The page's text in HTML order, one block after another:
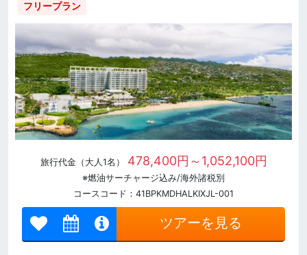
フリープラン
旅行代金（大人1名） 478,400円～1,052,100円
※燃油サーチャージ込み/海外諸税別
コースコード：41BPKMDHALKIXJL-001
ツアーを見る